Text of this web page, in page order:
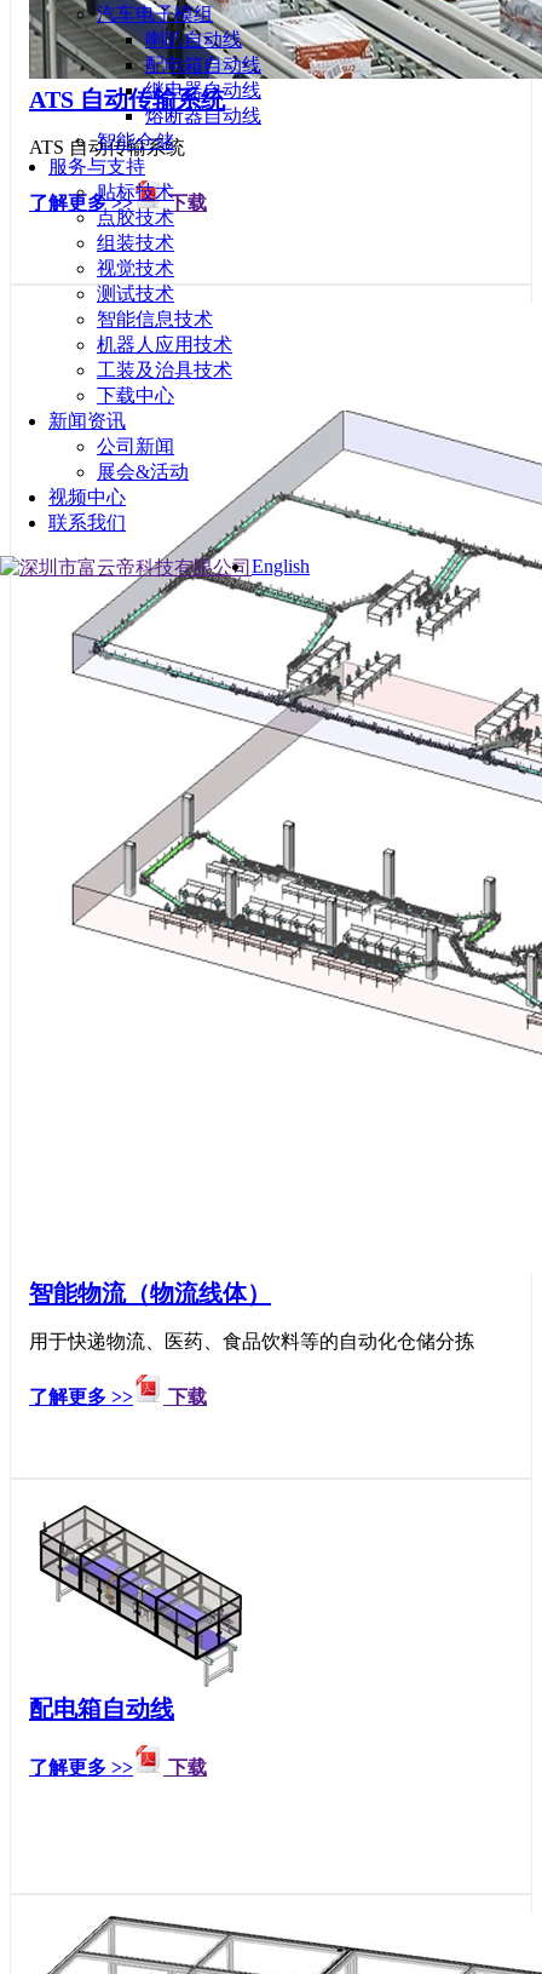
汽车电子模组
喇叭自动线
配电箱自动线
继电器自动线
熔断器自动线
智能仓储
服务与支持
贴标技术
点胶技术
组装技术
视觉技术
测试技术
智能信息技术
机器人应用技术
工装及治具技术
下载中心
新闻资讯
公司新闻
展会&活动
视频中心
联系我们
English
ATS 自动传输系统
ATS 自动传输系统
了解更多 >> 下载
智能物流（物流线体）
用于快递物流、医药、食品饮料等的自动化仓储分拣
了解更多 >> 下载
配电箱自动线
了解更多 >> 下载